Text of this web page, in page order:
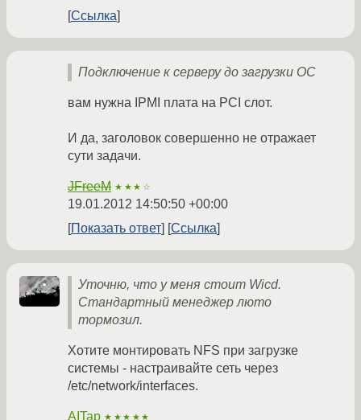
Ссылка
Подключение к серверу до загрузки ОС
вам нужна IPMI плата на PCI слот.
И да, заголовок совершенно не отражает
сути задачи.
JFreeM ★★★☆
19.01.2012 14:50:50 +00:00
Показать ответ
Ссылка
Уточню, что у меня стоит Wicd.
Стандартный менеджер люто
тормозил.
Хотите монтировать NFS при загрузке
системы - настраивайте сеть через
/etc/network/interfaces.
AITap ★★★★★